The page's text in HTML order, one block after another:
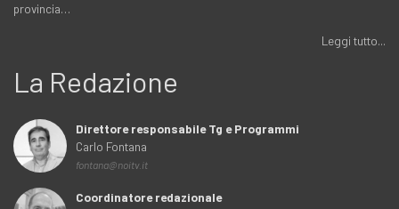
provincia…
Leggi tutto...
La Redazione
Direttore responsabile Tg e Programmi
Carlo Fontana
fontana@noitv.it
Coordinatore redazionale